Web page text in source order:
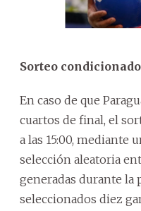
Sorteo
En caso de que
cuartos de final, el
a las 15:00, mediante
selección aleatoria
generadas durante la
seleccionados diez